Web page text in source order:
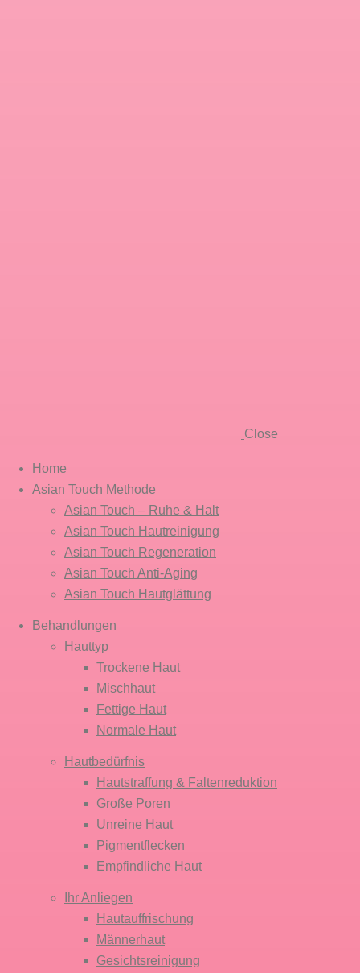
Close
Home
Asian Touch Methode
Asian Touch – Ruhe & Halt
Asian Touch Hautreinigung
Asian Touch Regeneration
Asian Touch Anti-Aging
Asian Touch Hautglättung
Behandlungen
Hauttyp
Trockene Haut
Mischhaut
Fettige Haut
Normale Haut
Hautbedürfnis
Hautstraffung & Faltenreduktion
Große Poren
Unreine Haut
Pigmentflecken
Empfindliche Haut
Ihr Anliegen
Hautauffrischung
Männerhaut
Gesichtsreinigung